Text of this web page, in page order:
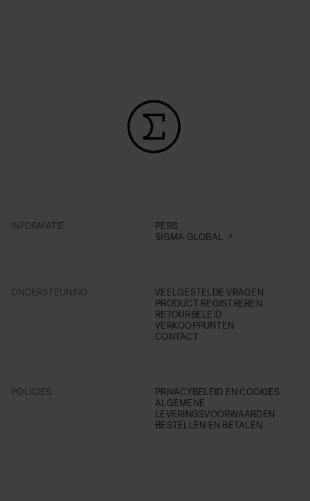
INFORMATIE
PERS
SIGMA GLOBAL
ONDERSTEUNING
VEELGESTELDE VRAGEN
PRODUCT REGISTREREN
RETOURBELEID
VERKOOPPUNTEN
CONTACT
POLICIES
PRIVACYBELEID EN COOKIES
ALGEMENE
LEVERINGSVOORWAARDEN
BESTELLEN EN BETALEN